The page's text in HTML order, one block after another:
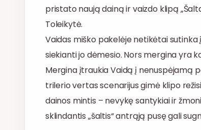
pristato naują dainą ir vaizdo klipą
Toleikytė.
Vaidas miško pakelėje netikėtai sutinka
siekianti jo dėmesio. Nors mergina yra
Mergina įtraukia Vaidą į nenuspėjamą
trilerio vertas scenarijus gimė klipo
dainos mintis – nevykę santykiai ir
sklindantis „šaltis“ antrąją pusę gali